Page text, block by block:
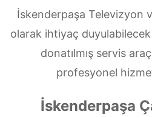
İskenderpaşa Televizyon
olarak ihtiyaç
donatılmış servis
profesyonel
İskenderpaşa